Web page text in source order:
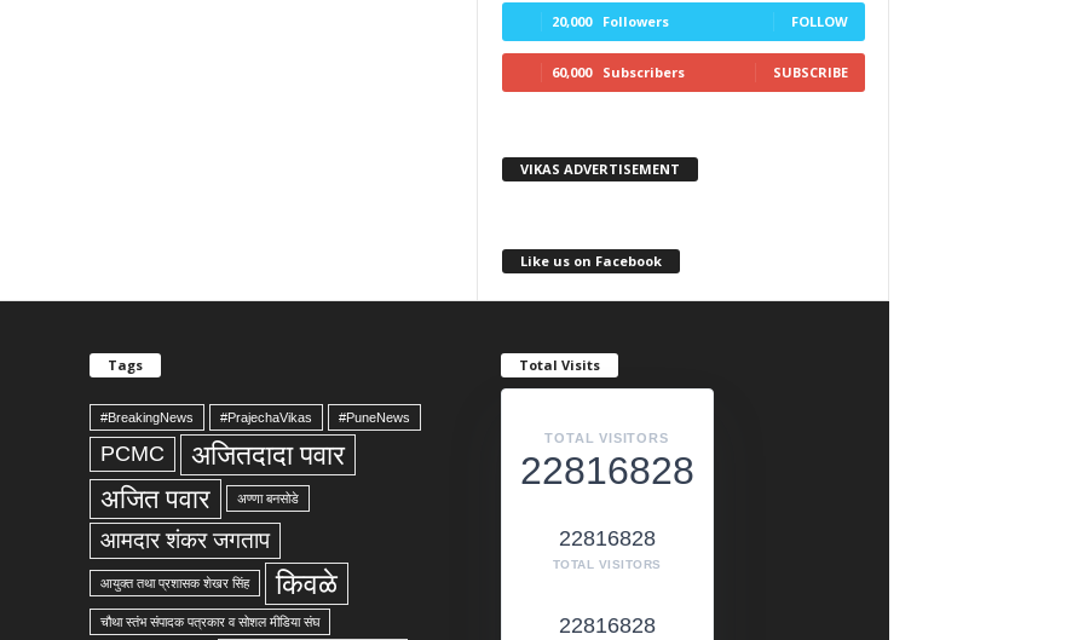
20,000 Followers FOLLOW
60,000 Subscribers SUBSCRIBE
VIKAS ADVERTISEMENT
Like us on Facebook
Tags
#BreakingNews #PrajechaVikas #PuneNews
PCMC अजितदादा पवार
अजित पवार अण्णा बनसोडे
आमदार शंकर जगताप
आयुक्त तथा प्रशासक शेखर सिंह किवळे
चौथा स्तंभ संपादक पत्रकार व सोशल मीडिया संघ
Total Visits
TOTAL VISITORS
22816828
22816828
TOTAL VISITORS
22816828